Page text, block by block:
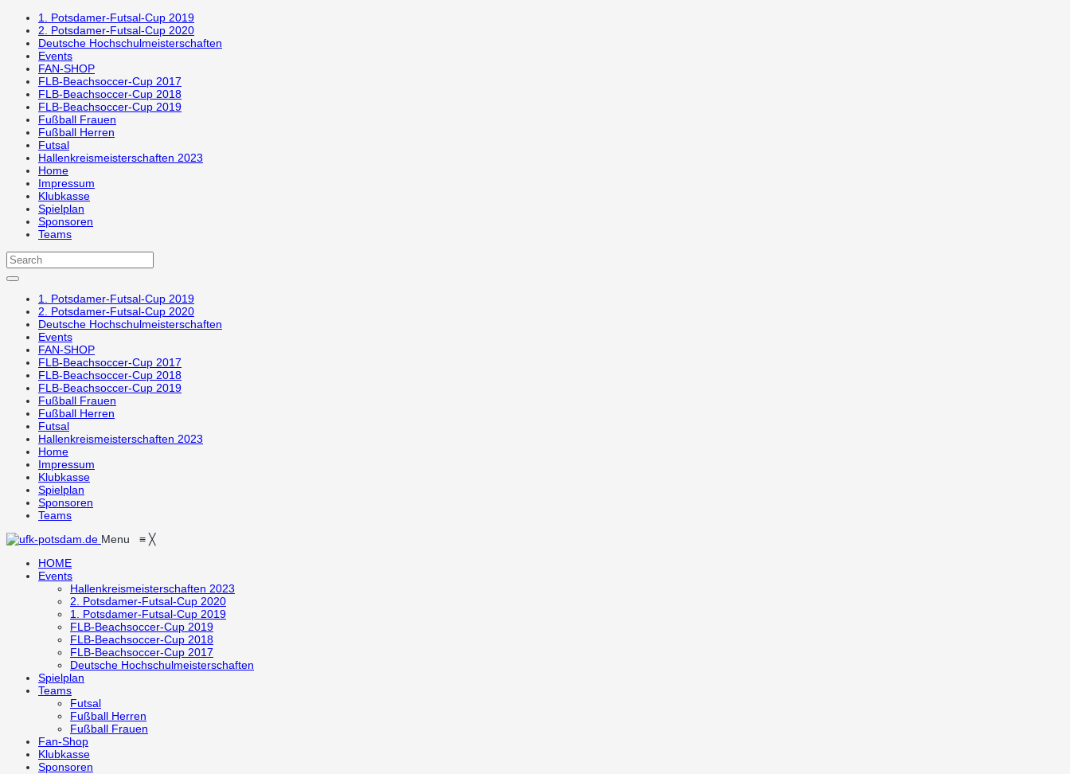
1. Potsdamer-Futsal-Cup 2019
2. Potsdamer-Futsal-Cup 2020
Deutsche Hochschulmeisterschaften
Events
FAN-SHOP
FLB-Beachsoccer-Cup 2017
FLB-Beachsoccer-Cup 2018
FLB-Beachsoccer-Cup 2019
Fußball Frauen
Fußball Herren
Futsal
Hallenkreismeisterschaften 2023
Home
Impressum
Klubkasse
Spielplan
Sponsoren
Teams
1. Potsdamer-Futsal-Cup 2019
2. Potsdamer-Futsal-Cup 2020
Deutsche Hochschulmeisterschaften
Events
FAN-SHOP
FLB-Beachsoccer-Cup 2017
FLB-Beachsoccer-Cup 2018
FLB-Beachsoccer-Cup 2019
Fußball Frauen
Fußball Herren
Futsal
Hallenkreismeisterschaften 2023
Home
Impressum
Klubkasse
Spielplan
Sponsoren
Teams
Menu ≡ ╳
HOME
Events
Hallenkreismeisterschaften 2023
2. Potsdamer-Futsal-Cup 2020
1. Potsdamer-Futsal-Cup 2019
FLB-Beachsoccer-Cup 2019
FLB-Beachsoccer-Cup 2018
FLB-Beachsoccer-Cup 2017
Deutsche Hochschulmeisterschaften
Spielplan
Teams
Futsal
Fußball Herren
Fußball Frauen
Fan-Shop
Klubkasse
Sponsoren